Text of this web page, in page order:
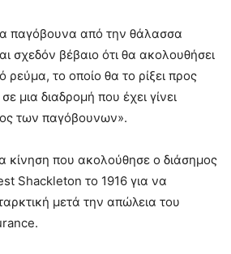
παγόβουνα από την θάλασσα
σχεδόν βέβαιο ότι θα ακολουθήσει
ρεύμα, το οποίο θα το ρίξει προς
μια διαδρομή που έχει γίνει
των παγόβουνων».
κίνηση που ακολούθησε ο διάσημος
Shackleton το 1916 για να
μετά την απώλεια του